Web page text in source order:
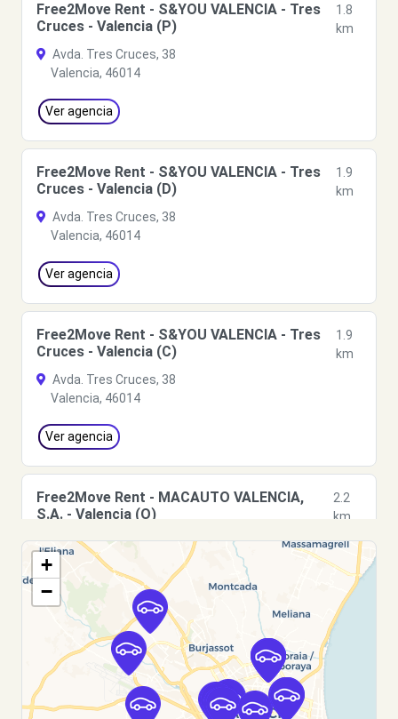
Free2Move Rent - S&YOU VALENCIA - Tres
Cruces - Valencia (P)
1.8
km
Avda. Tres Cruces, 38
Valencia, 46014
Ver agencia
Free2Move Rent - S&YOU VALENCIA - Tres
Cruces - Valencia (D)
1.9
km
Avda. Tres Cruces, 38
Valencia, 46014
Ver agencia
Free2Move Rent - S&YOU VALENCIA - Tres
Cruces - Valencia (C)
1.9
km
Avda. Tres Cruces, 38
Valencia, 46014
Ver agencia
Free2Move Rent - MACAUTO VALENCIA,
S.A. - Valencia (O)
2.2
km
c/ Archiduque Carlos, 90
Valencia, 46014
Ver agencia
Free2Move Rent - TALLERES J.R.A., S.L. -
Valencia (C)
FONTANARES, 33
+
−